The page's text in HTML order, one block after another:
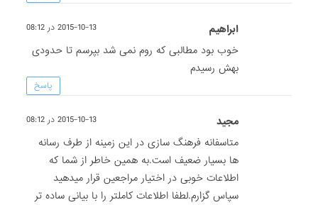
ابراهیم 2015-10-13 در 08:12
خوب بود مطالبی که روم نمی شد بپرسم تا حدودی
بهش رسیدم
پاسخ
مجید 2015-10-13 در 08:12
متاسفانه فرهنگ سازی در این زمینه از طرف رسانه
ها بسیار ضعیف است.به همین خاطر از شما که
اطلاعات خوبی در اختیار مراجعین قرار میدهید
سپاس گزارم.لطفا اطلاعات کاملتر را با بیانی ساده تر